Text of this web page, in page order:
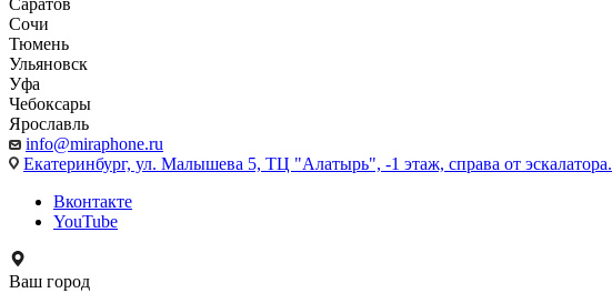
Саратов
Сочи
Тюмень
Ульяновск
Уфа
Чебоксары
Ярославль
info@miraphone.ru
Екатеринбург, ул. Малышева 5, ТЦ "Алатырь", -1 этаж, справа от эскалатора.
Вконтакте
YouTube
Ваш город